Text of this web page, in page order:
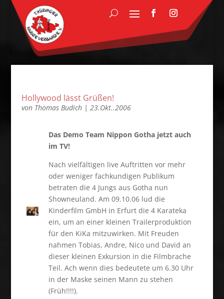
Hollywood lässt Grüßen!
von Thomas Budich| 23.Okt..2006
Das Demo Team Nippon Gotha jetzt auch
im TV!
Nach vielfältigen live Auftritten vor mehr
oder weniger fachkundigen Publikum
betraten die 4 Jungs aus Gotha nun
Showneuland. Am 09.10.06 lud die
Kinderfilm GmbH in Erfurt die 4 Karateka
ein, um an einer kleinen Trailerproduktion
für den KiKa mitzuwirken. Mit Freuden
nahmen Tobias, Andre, Nico und David an
dieser kleinen Exkursion in die Filmbrache
Teil. Ach wenn dies bedeutete um 6.30 Uhr
in der Maske seinen Mann zu stehen
(Früh!!!!).